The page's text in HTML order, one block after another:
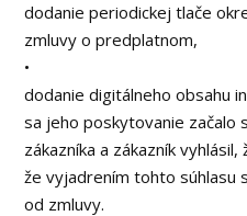
dodanie periodickej tlače
zmluvy o predplatnom,
•
dodanie digitálneho obsahu
sa jeho poskytovanie začalo
zákazníka a zákazník
že vyjadrením tohto súhlasu
od zmluvy.